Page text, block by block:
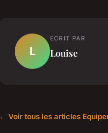
L
ECRIT PAR
Louise
← Voir tous les articles